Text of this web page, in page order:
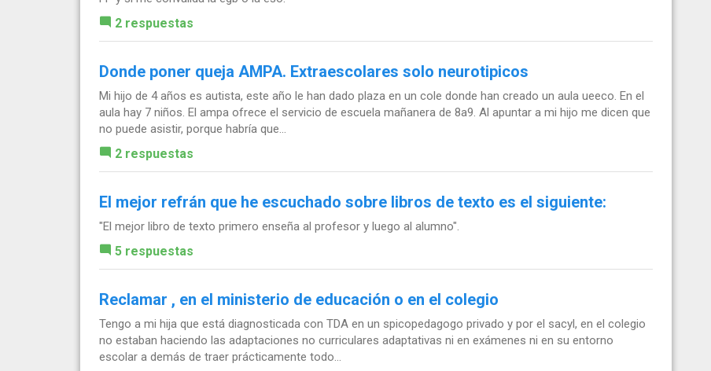
2 respuestas
Donde poner queja AMPA. Extraescolares solo neurotipicos
Mi hijo de 4 años es autista, este año le han dado plaza en un cole donde han creado un aula ueeco. En el
aula hay 7 niños. El ampa ofrece el servicio de escuela mañanera de 8a9. Al apuntar a mi hijo me dicen que
no puede asistir, porque habría que...
2 respuestas
El mejor refrán que he escuchado sobre libros de texto es el siguiente:
"El mejor libro de texto primero enseña al profesor y luego al alumno".
5 respuestas
Reclamar , en el ministerio de educación o en el colegio
Tengo a mi hija que está diagnosticada con TDA en un spicopedagogo privado y por el sacyl, en el colegio
no estaban haciendo las adaptaciones no curriculares adaptativas ni en exámenes ni en su entorno
escolar a demás de traer prácticamente todo...